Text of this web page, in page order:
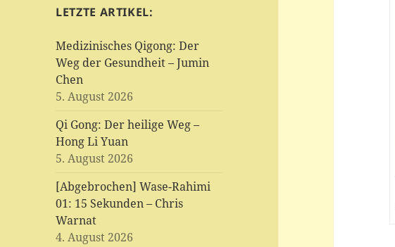
LETZTE ARTIKEL:
Medizinisches Qigong: Der
Weg der Gesundheit – Jumin
Chen
5. August 2026
Qi Gong: Der heilige Weg –
Hong Li Yuan
5. August 2026
[Abgebrochen] Wase-Rahimi
01: 15 Sekunden – Chris
Warnat
4. August 2026